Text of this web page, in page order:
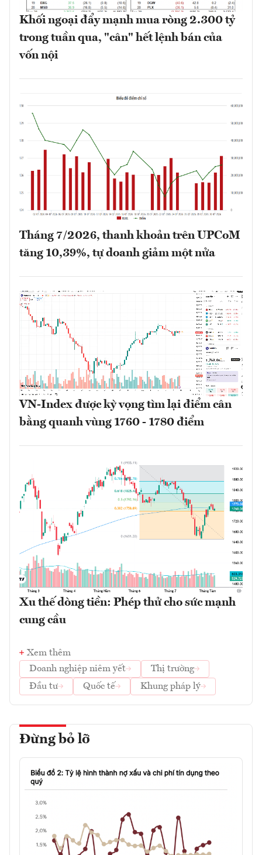
Khối ngoại đẩy mạnh mua ròng 2.300 tỷ
trong tuần qua, "cân" hết lệnh bán của
vốn nội
Tháng 7/2026, thanh khoản trên UPCoM
tăng 10,39%, tự doanh giảm một nửa
VN-Index được kỳ vọng tìm lại điểm cân
bằng quanh vùng 1760 - 1780 điểm
Xu thế dòng tiền: Phép thử cho sức mạnh
cung cầu
Xem thêm
Doanh nghiệp niêm yết
Thị trường
Đầu tư
Quốc tế Khung pháp lý
Đừng bỏ lỡ